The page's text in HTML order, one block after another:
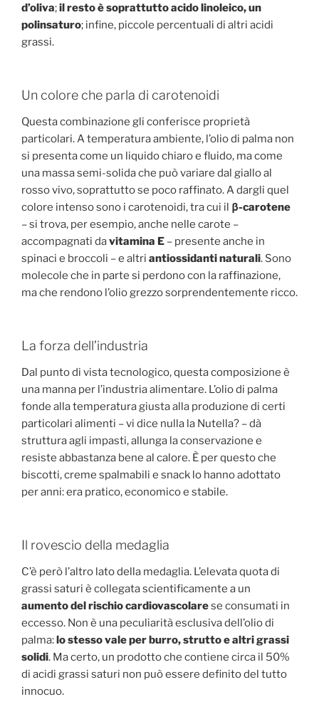
d’oliva;il resto è soprattutto acido linoleico, un
polinsaturo; infine, piccole percentuali di altri acidi
grassi.
Un colore che parla di carotenoidi
Questa combinazione gli conferisce proprietà
particolari. A temperatura ambiente, l’olio di palma non
si presenta come un liquido chiaro e fluido, ma come
una massa semi-solida che può variare dal giallo al
rosso vivo, soprattutto se poco raffinato. A dargli quel
colore intenso sono i carotenoidi, tra cui il β-carotene
– si trova, per esempio, anche nelle carote –
accompagnati davitamina E – presente anche in
spinaci e broccoli – e altri antiossidanti naturali. Sono
molecole che in parte si perdono con la raffinazione,
ma che rendono l’olio grezzo sorprendentemente ricco.
La forza dell’industria
Dal punto di vista tecnologico, questa composizione è
una manna per l’industria alimentare. L’olio di palma
fonde alla temperatura giusta alla produzione di certi
particolari alimenti – vi dice nulla la Nutella? – dà
struttura agli impasti, allunga la conservazione e
resiste abbastanza bene al calore. È per questo che
biscotti, creme spalmabili e snack lo hanno adottato
per anni: era pratico, economico e stabile.
Il rovescio della medaglia
C’è però l’altro lato della medaglia. L’elevata quota di
grassi saturi è collegata scientificamente a un
aumento del rischio cardiovascolarese consumati in
eccesso. Non è una peculiarità esclusiva dell’olio di
palma: lo stesso vale per burro, strutto e altri grassi
solidi. Ma certo, un prodotto che contiene circa il 50%
di acidi grassi saturi non può essere definito del tutto
innocuo.